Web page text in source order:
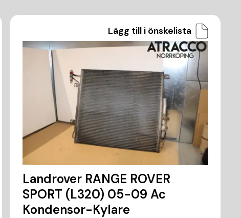
Lägg till i önskelista
Landrover RANGE ROVER
SPORT (L320) 05-09 Ac
Kondensor-Kylare